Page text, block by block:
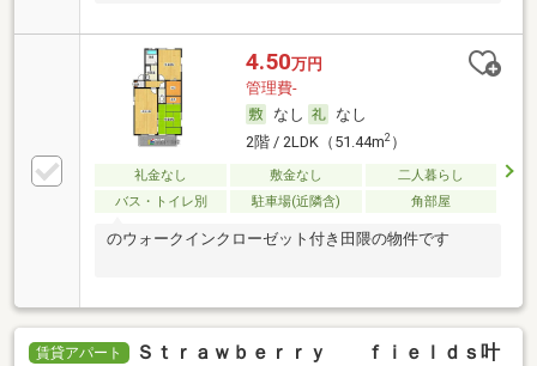
4.50万円
管理費-
なし
なし
2階 / 2LDK（51.44m2）
礼金なし 敷金なし
二人暮らし
バス・トイレ別
駐車場(近隣含) 角部屋
のウォークインクローゼット付き田隈の物件です
賃貸アパート
Ｓｔｒａｗｂｅｒｒｙ ｆｉｅｌｄｓ叶